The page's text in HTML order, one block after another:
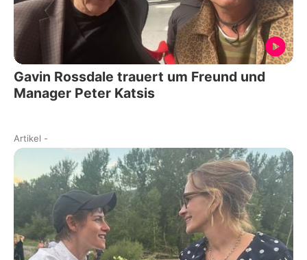
Gavin Rossdale trauert um Freund und
Manager Peter Katsis
Artikel -